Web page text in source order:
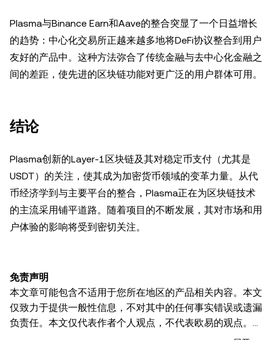
Plasma与Binance Earn和Aave的整合突显了一个日益增长
的趋势：中心化交易所正越来越多地将DeFi协议整合到用户
友好的产品中。这种方法弥合了传统金融与去中心化金融之
间的差距，使先进的区块链功能对更广泛的用户群体可用。
结论
Plasma创新的Layer-1区块链及其对稳定币支付（尤其是
USDT）的关注，使其成为加密货币领域的变革力量。从代
币经济学到与主要平台的整合，Plasma正在为区块链技术
的主流采用铺平道路。随着项目的不断发展，其对市场和用
户体验的影响将受到密切关注。
免责声明
本文章可能包含不适用于您所在地区的产品相关内容。本文
仅致力于提供一般性信息，不对其中的任何事实错误或遗漏
负责任。本文仅代表作者个人观点，不代表欧易的观点。